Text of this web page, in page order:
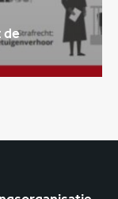
de